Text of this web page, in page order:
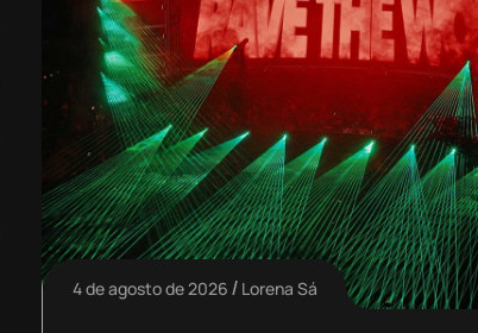
4 de agosto de 2026 Lorena Sá